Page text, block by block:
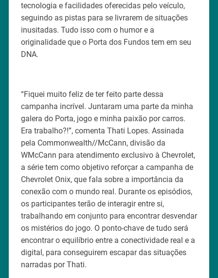
tecnologia e facilidades oferecidas pelo veículo,
seguindo as pistas para se livrarem de situações
inusitadas. Tudo isso com o humor e a
originalidade que o Porta dos Fundos tem em seu
DNA.
“Fiquei muito feliz de ter feito parte dessa
campanha incrível. Juntaram uma parte da minha
galera do Porta, jogo e minha paixão por carros.
Era trabalho?!”, comenta Thati Lopes. Assinada
pela Commonwealth//McCann, divisão da
WMcCann para atendimento exclusivo à Chevrolet,
a série tem como objetivo reforçar a campanha de
Chevrolet Onix, que fala sobre a importância da
conexão com o mundo real. Durante os episódios,
os participantes terão de interagir entre si,
trabalhando em conjunto para encontrar desvendar
os mistérios do jogo. O ponto-chave de tudo será
encontrar o equilíbrio entre a conectividade real e a
digital, para conseguirem escapar das situações
narradas por Thati.